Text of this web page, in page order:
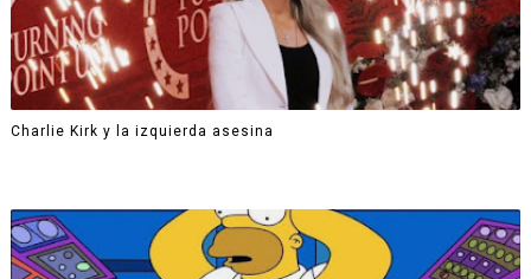
Charlie Kirk y la izquierda asesina